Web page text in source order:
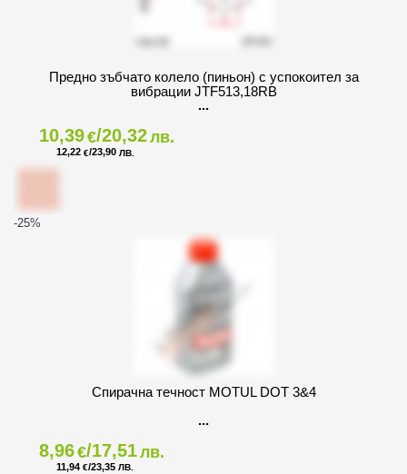
Предно зъбчато колело (пиньон) с успокоител за
вибрации JTF513,18RB
10,39€/20,32лв.
12,22 €/23,90 ЛВ.
-25%
Спирачна течност MOTUL DOT 3&4
8,96€/17,51лв.
11,94 €/23,35 ЛВ.